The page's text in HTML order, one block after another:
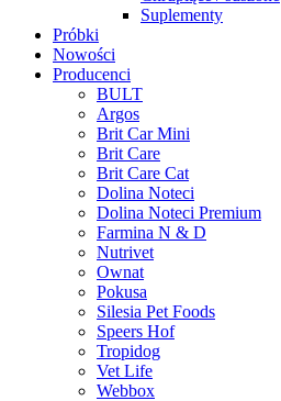
Suplementy
Próbki
Nowości
Producenci
BULT
Argos
Brit Car Mini
Brit Care
Brit Care Cat
Dolina Noteci
Dolina Noteci Premium
Farmina N & D
Nutrivet
Ownat
Pokusa
Silesia Pet Foods
Speers Hof
Tropidog
Vet Life
Webbox